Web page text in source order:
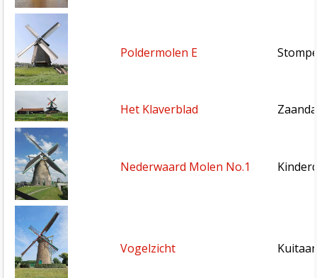
Poldermolen E
Het Klaverblad
Nederwaard Molen No.1
Vogelzicht